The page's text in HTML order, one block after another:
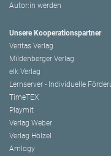
Autor:in werden
Unsere Kooperationspartner
Veritas Verlag
Mildenberger Verlag
elk Verlag
Lernserver - Individuelle
TimeTEX
Playmit
Verlag Weber
Verlag Hölzel
Amlogy